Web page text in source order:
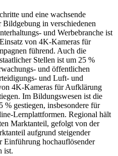
und eine wachsende
in verschiedenen
und Werbebranche ist
von 4K-Kameras für
führend. Auch die
Stellen ist um 25 %
und öffentlichen
und Luft- und
4K-Kameras für Aufklärung
Im Bildungswesen ist die
gestiegen, insbesondere für
Lernplattformen. Regional hält
Marktanteil, gefolgt von der
aufgrund steigender
Einführung hochauflösender
ist.